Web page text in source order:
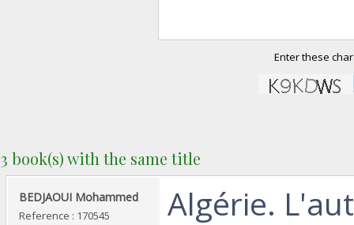
Enter these
3 book(s) with the same title
‎BEDJAOUI Mohammed ‎
Reference : 170545
‎Algérie.